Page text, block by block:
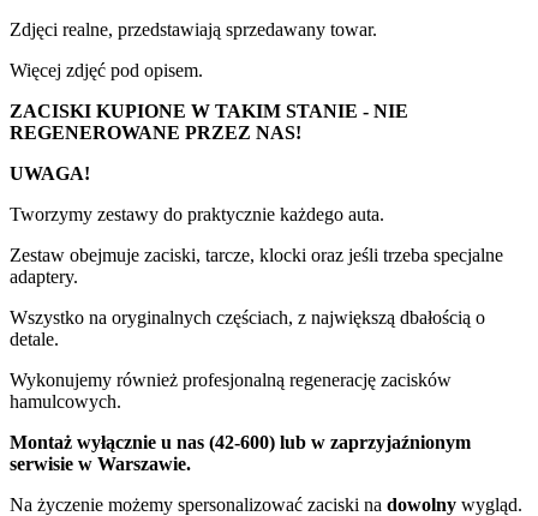
Zdjęci realne, przedstawiają sprzedawany towar.
Więcej zdjęć pod opisem.
ZACISKI KUPIONE W TAKIM STANIE - NIE
REGENEROWANE PRZEZ NAS!
UWAGA!
Tworzymy zestawy do praktycznie każdego auta.
Zestaw obejmuje zaciski, tarcze, klocki oraz jeśli trzeba specjalne
adaptery.
Wszystko na oryginalnych częściach, z największą dbałością o
detale.
Wykonujemy również profesjonalną regenerację zacisków
hamulcowych.
Montaż wyłącznie u nas (42-600) lub w zaprzyjaźnionym
serwisie w Warszawie.
Na życzenie możemy spersonalizować zaciski na dowolny wygląd.